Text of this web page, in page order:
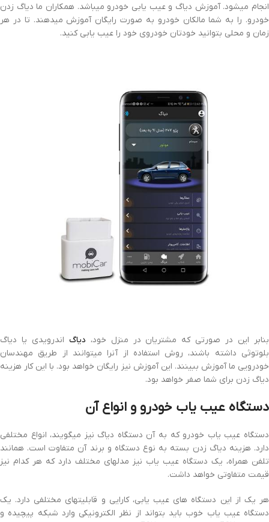
انجام میشود. آموزش دیاگ و عیب یابی خودرو میباشد. همکاران ما دیاگ زدن
خودرو. را به شما مالکان خودرو به صورت رایگان آموزش میدهند. تا در هر
زمان و محلی بتوانید خودتان خودروی خود را عیب یابی کنید.
بنابر این در صورتی که مشتریان در منزل خود، دیاگ اندرویدی یا دیاگ
بلوتوثی داشته باشند، روش استفاده از آنرا میتوانند از طریق مهندسان
خودرویی ما آموزش ببینند. این آموزش نیز رایگان خواهد بود. با این کار هزینه
دیاگ زدن برای شما صفر خواهد بود.
دستگاه عیب یاب خودرو و انواع آن
دستگاه عیب یاب خودرو که به آن دستگاه دیاگ نیز میگویند، انواع مختلفی
دارد. هزینه دیاگ زدن بسته به نوع دستگاه و برند آن متفاوت است. همانند
تلفن همراه، یک دستگاه عیب یاب نیز مدلهای مختلف دارد که هر کدام نیز
قیمت متفاوتی خواهد داشت.
هر یک از این دستگاه های عیب یابی، کارایی و قابلیتهای مختلفی دارد. یک
دستگاه عیب یاب خوب باید بتواند از نظر الکترونیکی وارد شبکه پیچیده و